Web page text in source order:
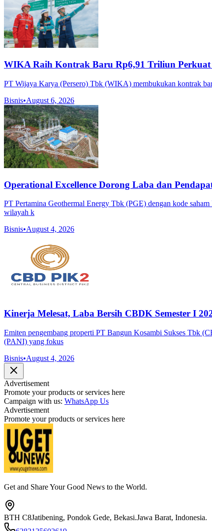
WIKA Raih Kontrak Baru Rp6,91 Triliun Perkuat
PT Wijaya Karya (Persero) Tbk (WIKA) membukukan kontrak
Bisnis•August 6, 2026
Operational Excellence Dorong Laba dan
PT Pertamina Geothermal Energy Tbk (PGE) dengan kode
wilayah k
Bisnis•August 4, 2026
Kinerja Melesat, Laba Bersih CBDK Semester I
Emiten pengembang properti PT Bangun Kosambi Sukses Tbk
(PANI) yang fokus
Bisnis•August 4, 2026
Advertisement
Promote your products or services here
Campaign with us: WhatsApp Us
Advertisement
Promote your products or services here
Get and Share Your Good News to the World.
BTH C8Jatibening, Pondok Gede, Bekasi.Jawa Barat, Indonesia.